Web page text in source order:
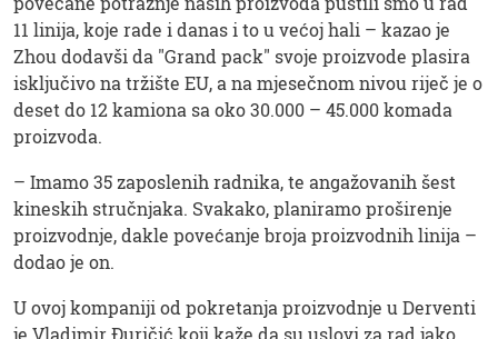
11 linija, koje rade i danas i to u većoj hali – kazao je
Zhou dodavši da "Grand pack" svoje proizvode plasira
isključivo na tržište EU, a na mjesečnom nivou riječ je o
deset do 12 kamiona sa oko 30.000 – 45.000 komada
proizvoda.
– Imamo 35 zaposlenih radnika, te angažovanih šest
kineskih stručnjaka. Svakako, planiramo proširenje
proizvodnje, dakle povećanje broja proizvodnih linija –
dodao je on.
U ovoj kompaniji od pokretanja proizvodnje u Derventi
je Vladimir Đuričić koji kaže da su uslovi za rad jako